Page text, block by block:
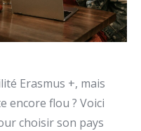
Erasmus +, mais
encore flou ? Voici
choisir son pays